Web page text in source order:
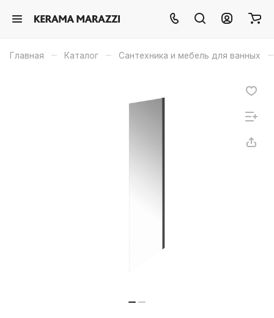
Главная – Каталог – Сантехника и мебель для ванных –